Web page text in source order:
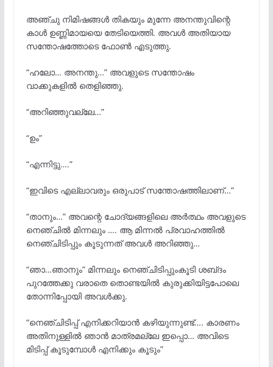
അഞ്ചു നിമിഷങ്ങൾ തികയും മുന്നേ അനന്തുവിന്റെ
കാൾ ഉണ്ണിമായയെ തേടിയെത്തി. അവൾ അതിയായ
സന്തോഷത്തോടെ ഫോൺ എടുത്തു.
“ഹലോ… അനന്തു…” അവളുടെ സന്തോഷം
വാക്കുകളിൽ തെളിഞ്ഞു.
“അറിഞ്ഞുവല്ലേ…”
“ഉം”
“എന്നിട്ടു….”
“ഇവിടെ എല്ലാവരും ഒരുപാട് സന്തോഷത്തിലാണ്…”
“താനും…” അവന്റെ ചോദ്യങ്ങളിലെ അർത്ഥം അവളുടെ
നെഞ്ചിൽ മിന്നലും …. ആ മിന്നൽ പ്രവാഹത്തിൽ
നെഞ്ചിടിപ്പും കൂടുന്നത് അവൾ അറിഞ്ഞു…
“ഞാ…ഞാനും” മിന്നലും നെഞ്ചിടിപ്പുംകൂടി ശബ്‌ദം
പുറത്തേക്കു വരാതെ തൊണ്ടയിൽ കുരുക്കിയിട്ടപോലെ
തോന്നിപ്പോയി അവൾക്കു.
“നെഞ്ചിടിപ്പ് എനിക്കറിയാൻ കഴിയുന്നുണ്ട്…. കാരണം
അതിനുള്ളിൽ ഞാൻ മാത്രമല്ലേ ഇപ്പൊ… അവിടെ
മിടിപ്പ് കൂടുമ്പോൾ എനിക്കും കൂടും”